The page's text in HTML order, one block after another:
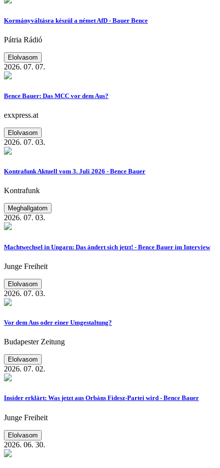
Kormányváltásra készül a német AfD - Bauer Bence
Pátria Rádió
Elolvasom
2026. 07. 07.
Bence Bauer: Das MCC vor dem Aus?
exxpress.at
Elolvasom
2026. 07. 03.
Kontrafunk Aktuell vom 3. Juli 2026 - Bence Bauer
Kontrafunk
Meghallgatom
2026. 07. 03.
Machtwechsel in Ungarn: Das ändert sich jetzt! - Bence Bauer im Interview
Junge Freiheit
Elolvasom
2026. 07. 03.
Vor dem Aus oder einer Umgestaltung?
Budapester Zeitung
Elolvasom
2026. 07. 02.
Insider erklärt: Was jetzt aus Orbáns Fidesz-Partei wird - Bence Bauer
Junge Freiheit
Elolvasom
2026. 06. 30.